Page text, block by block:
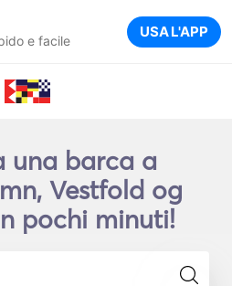
e facile USA L'APP
una barca a
Vestfold og
pochi minuti!